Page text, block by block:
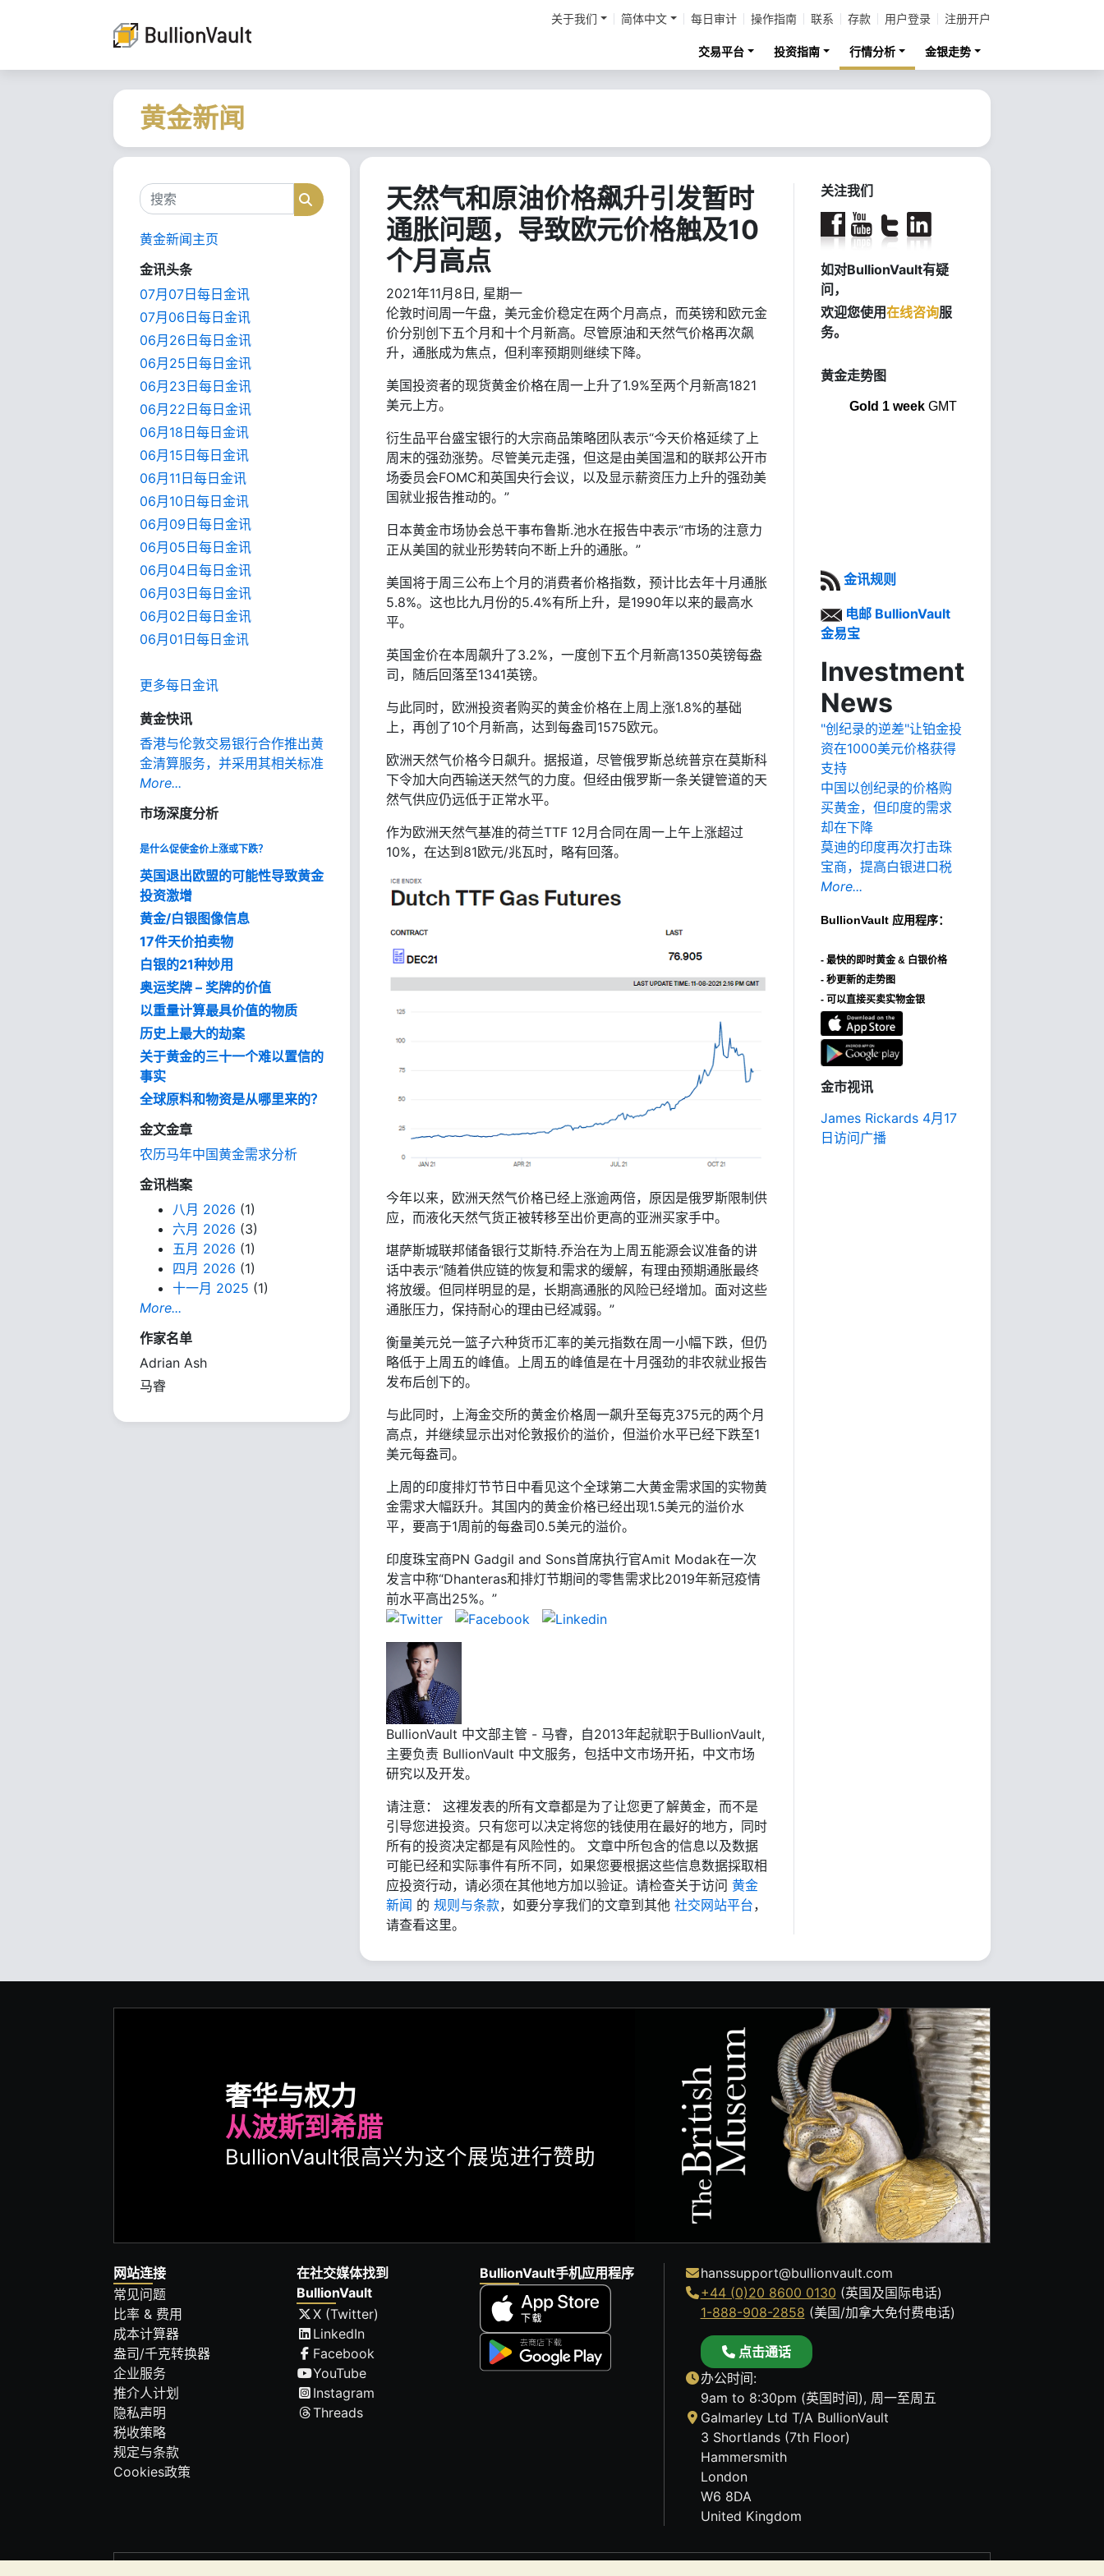
关于我们 简体中文 每日审计 操作指南 联系 存款 用户登录 注册开户
交易平台 投资指南 行情分析 金银走势
黄金新闻
搜索 搜索
黄金新闻主页
金讯头条
07月07日每日金讯
07月06日每日金讯
06月26日每日金讯
06月25日每日金讯
06月23日每日金讯
06月22日每日金讯
06月18日每日金讯
06月15日每日金讯
06月11日每日金讯
06月10日每日金讯
06月09日每日金讯
06月05日每日金讯
06月04日每日金讯
06月03日每日金讯
06月02日每日金讯
06月01日每日金讯
更多每日金讯
黄金快讯
香港与伦敦交易银行合作推出黄
金清算服务，并采用其相关标准
More...
市场深度分析
是什么促使金价上涨或下跌？
英国退出欧盟的可能性导致黄金
投资激增
黄金/白银图像信息
17件天价拍卖物
白银的21种妙用
奥运奖牌 – 奖牌的价值
以重量计算最具价值的物质
历史上最大的劫案
关于黄金的三十一个难以置信的
事实
全球原料和物资是从哪里来的？
金文金章
农历马年中国黄金需求分析
金讯档案
八月 2026 (1)
六月 2026 (3)
五月 2026 (1)
四月 2026 (1)
十一月 2025 (1)
More...
作家名单
Adrian Ash
马睿
天然气和原油价格飙升引发暂时
通胀问题，导致欧元价格触及10
个月高点
2021年11月8日, 星期一
伦敦时间周一午盘，美元金价稳定在两个月高点，而英镑和欧元金
价分别创下五个月和十个月新高。尽管原油和天然气价格再次飙
升，通胀成为焦点，但利率预期则继续下降。
美国投资者的现货黄金价格在周一上升了1.9%至两个月新高1821
美元上方。
衍生品平台盛宝银行的大宗商品策略团队表示“今天价格延续了上
周末的强劲涨势。尽管美元走强，但这是由美国温和的联邦公开市
场委员会FOMC和英国央行会议，以及显示薪资压力上升的强劲美
国就业报告推动的。”
日本黄金市场协会总干事布鲁斯.池水在报告中表示“市场的注意力
正从美国的就业形势转向不断上升的通胀。”
美国将于周三公布上个月的消费者价格指数，预计比去年十月通胀
5.8%。这也比九月份的5.4%有所上升，是1990年以来的最高水
平。
英国金价在本周飙升了3.2%，一度创下五个月新高1350英镑每盎
司，随后回落至1341英镑。
与此同时，欧洲投资者购买的黄金价格在上周上涨1.8%的基础
上，再创了10个月新高，达到每盎司1575欧元。
欧洲天然气价格今日飙升。据报道，尽管俄罗斯总统普京在莫斯科
下令加大向西输送天然气的力度。但经由俄罗斯一条关键管道的天
然气供应仍远低于正常水平。
作为欧洲天然气基准的荷兰TTF 12月合同在周一上午上涨超过
10%，在达到81欧元/兆瓦时，略有回落。
今年以来，欧洲天然气价格已经上涨逾两倍，原因是俄罗斯限制供
应，而液化天然气货正被转移至出价更高的亚洲买家手中。
堪萨斯城联邦储备银行艾斯特.乔治在为上周五能源会议准备的讲
话中表示“随着供应链的恢复和需求的缓解，有理由预期通胀最终
将放缓。但同样明显的是，长期高通胀的风险已经增加。面对这些
通胀压力，保持耐心的理由已经减弱。”
衡量美元兑一篮子六种货币汇率的美元指数在周一小幅下跌，但仍
略低于上周五的峰值。上周五的峰值是在十月强劲的非农就业报告
发布后创下的。
与此同时，上海金交所的黄金价格周一飙升至每克375元的两个月
高点，并继续显示出对伦敦报价的溢价，但溢价水平已经下跌至1
美元每盎司。
上周的印度排灯节节日中看见这个全球第二大黄金需求国的实物黄
金需求大幅跃升。其国内的黄金价格已经出现1.5美元的溢价水
平，要高于1周前的每盎司0.5美元的溢价。
印度珠宝商PN Gadgil and Sons首席执行官Amit Modak在一次
发言中称“Dhanteras和排灯节期间的零售需求比2019年新冠疫情
前水平高出25%。”
BullionVault 中文部主管 - 马睿，自2013年起就职于BullionVault,
主要负责 BullionVault 中文服务，包括中文市场开拓，中文市场
研究以及开发。
请注意： 这裡发表的所有文章都是为了让您更了解黄金，而不是
引导您进投资。只有您可以决定将您的钱使用在最好的地方，同时
所有的投资决定都是有风险性的。 文章中所包含的信息以及数据
可能已经和实际事件有所不同，如果您要根据这些信息数据採取相
应投资行动，请必须在其他地方加以验证。请检查关于访问 黄金
新闻 的 规则与条款，如要分享我们的文章到其他 社交网站平台，
请查看这里。
关注我们
如对BullionVault有疑
问，
欢迎您使用在线咨询服
务。
黄金走势图
Gold 1 weekGMT
金讯规则
电邮 BullionVault
金易宝
Investment
News
"创纪录的逆差"让铂金投
资在1000美元价格获得
支持
中国以创纪录的价格购
买黄金，但印度的需求
却在下降
莫迪的印度再次打击珠
宝商，提高白银进口税
More...
BullionVault 应用程序：
- 最快的即时黄金 & 白银价格
- 秒更新的走势图
- 可以直接买卖实物金银
金市视讯
James Rickards 4月17
日访问广播
奢华与权力
从波斯到希腊
BullionVault很高兴为这个展览进行赞助
网站连接
常见问题
比率 & 费用
成本计算器
盎司/千克转换器
企业服务
推介人计划
隐私声明
税收策略
规定与条款
Cookies政策
在社交媒体找到
BullionVault
X (Twitter)
LinkedIn
Facebook
YouTube
Instagram
Threads
BullionVault手机应用程序
hanssupport@bullionvault.com
+44 (0)20 8600 0130 (英国及国际电话)
1-888-908-2858 (美国/加拿大免付费电话)
点击通话
办公时间:
9am to 8:30pm (英国时间), 周一至周五
Galmarley Ltd T/A BullionVault
3 Shortlands (7th Floor)
Hammersmith
London
W6 8DA
United Kingdom